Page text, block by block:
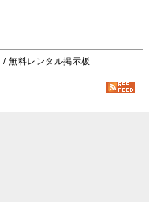
/ 無料レンタル掲示板